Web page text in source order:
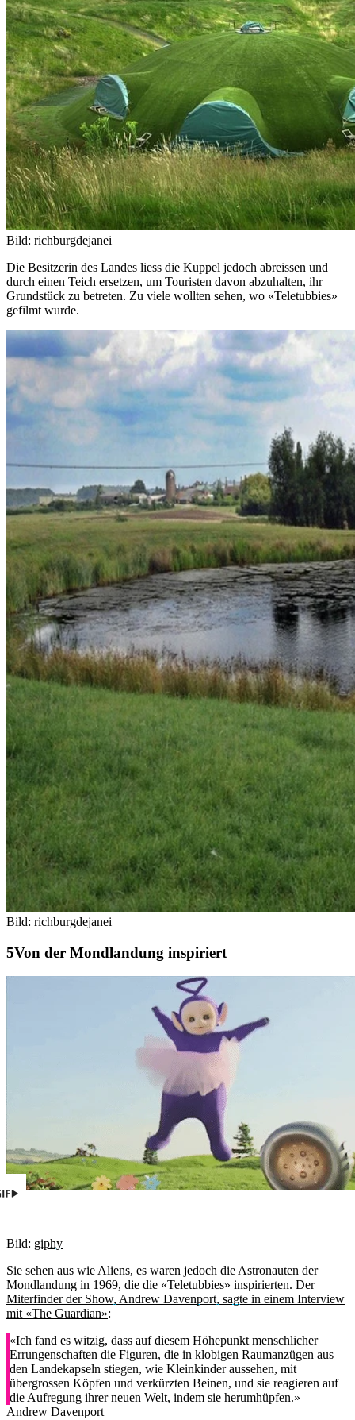
Bild: richburgdejanei
Die Besitzerin des Landes liess die Kuppel jedoch abreissen und
durch einen Teich ersetzen, um Touristen davon abzuhalten, ihr
Grundstück zu betreten. Zu viele wollten sehen, wo «Teletubbies»
gefilmt wurde.
Bild: richburgdejanei
Von der Mondlandung inspiriert
Bild: giphy
Sie sehen aus wie Aliens, es waren jedoch die Astronauten der
Mondlandung in 1969, die die «Teletubbies» inspirierten. Der
Miterfinder der Show, Andrew Davenport, sagte in einem Interview
mit «The Guardian»:
«Ich fand es witzig, dass auf diesem Höhepunkt menschlicher
Errungenschaften die Figuren, die in klobigen Raumanzügen aus
den Landekapseln stiegen, wie Kleinkinder aussehen, mit
übergrossen Köpfen und verkürzten Beinen, und sie reagieren auf
die Aufregung ihrer neuen Welt, indem sie herumhüpfen.»
Andrew Davenport